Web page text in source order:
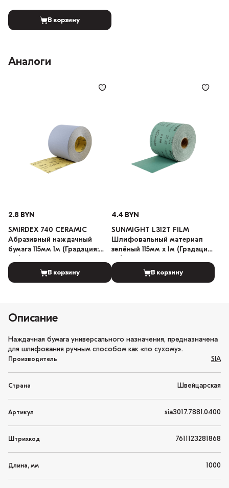
В корзину
Аналоги
2.8 BYN
SMIRDEX 740 CERAMIC
Абразивный наждачный
бумага 115мм 1м (Градация:
В корзину
4.4 BYN
SUNMIGHT L312T FILM
Шлифовальный материал
зелёный 115мм x 1м (Градация:
В корзину
Описание
Наждачная бумага универсального назначения, предназначена
для шлифования ручным способом как «по сухому».
Производитель SIA
Страна Швейцарская
Артикул sia3017.7881.0400
Штрихкод 7611123281868
Длина, мм 1000